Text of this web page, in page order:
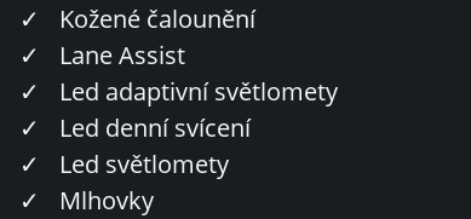
✓
Kožené čalounění
✓
Lane Assist
✓
Led adaptivní světlomety
✓
Led denní svícení
✓
Led světlomety
✓
Mlhovky